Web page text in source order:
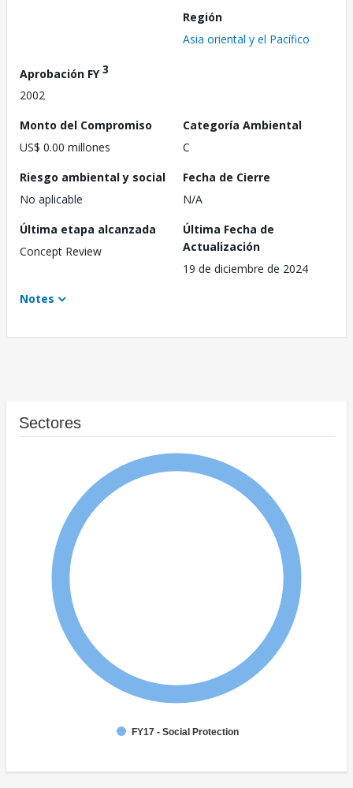
Región
Asia oriental y el Pacífico
Aprobación FY3
2002
Monto del Compromiso
US$ 0.00 millones
Categoría Ambiental
C
Riesgo ambiental y social
No aplicable
Fecha de Cierre
N/A
Última etapa alcanzada
Concept Review
Última Fecha de
Actualización
19 de diciembre de 2024
Notes
Sectores
FY17 - Social Protection